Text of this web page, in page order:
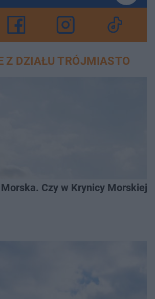
Z DZIAŁU TRÓJMIASTO
Czy w Krynicy Morskiej